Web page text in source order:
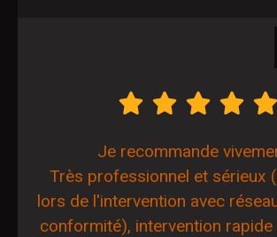
Je recommande
Très professionnel et sérieux
lors de l'intervention avec
conformité), intervention rapide